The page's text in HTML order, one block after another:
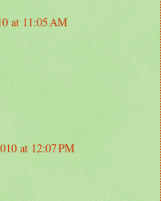
at 11:05 AM
at 12:07 PM